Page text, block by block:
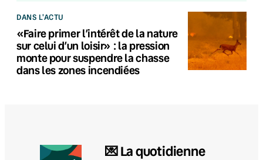
DANS L'ACTU
«Faire primer l’intérêt de la nature
sur celui d’un loisir» : la pression
monte pour suspendre la chasse
dans les zones incendiées
💌 La quotidienne